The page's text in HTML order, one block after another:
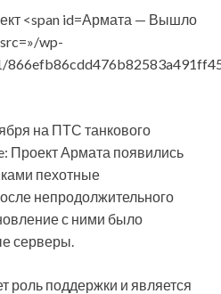
Армата — Вышло
wp-
на ПТС танкового
Проект Армата появились
пехотные
непродолжительного
с ними было
серверы.
роль поддержки и является